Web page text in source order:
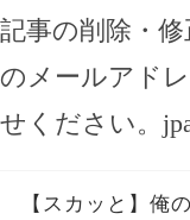
記事の削除・
のメールアド
せください。
【スカッと】俺